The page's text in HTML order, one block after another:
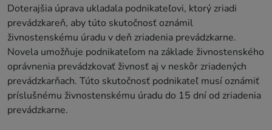
Doterajšia úprava ukladala podnikateľovi, ktorý zriadi
prevádzkareň, aby túto skutočnosť oznámil
živnostenskému úradu v deň zriadenia prevádzkarne.
Novela umožňuje podnikateľom na základe živnostenského
oprávnenia prevádzkovať živnosť aj v neskôr zriadených
prevádzkarňach. Túto skutočnosť podnikateľ musí oznámiť
príslušnému živnostenskému úradu do 15 dní od zriadenia
prevádzkarne.